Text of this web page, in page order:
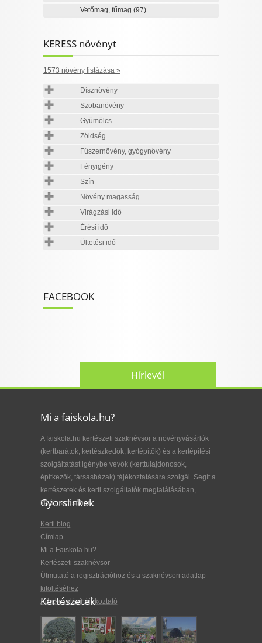
Vetőmag, fűmag (97)
KERESS növényt
1573 növény listázása »
Dísznövény
Szobanövény
Gyümölcs
Zöldség
Fűszernövény, gyógynövény
Fényigény
Szín
Növény magasság
Virágzási idő
Érési idő
Ültetési idő
FACEBOOK
Hírlevél
Mi a faiskola.hu?
A faiskola.hu kertészeti szaknévsor a növényvásárlók
(kertbarátok, kertészkedők, kertépítők) és a kertépítési
szolgáltatást igénybe vevők (kerttulajdonosok,
építkezők, társasházak) tájékoztatására szolgál. Segít a
kertészetek és kerti szolgáltatók megtalálásában,
kiválasztásában.
Gyorslinkek
Kerti blog
Címlap
Mi a Faiskola.hu?
Kertészeti szaknévsor
Útmutató a regisztrációhoz és a szaknévsori adatlap
kitöltéséhez
Adatkezelési tájékoztató
Kertészetek